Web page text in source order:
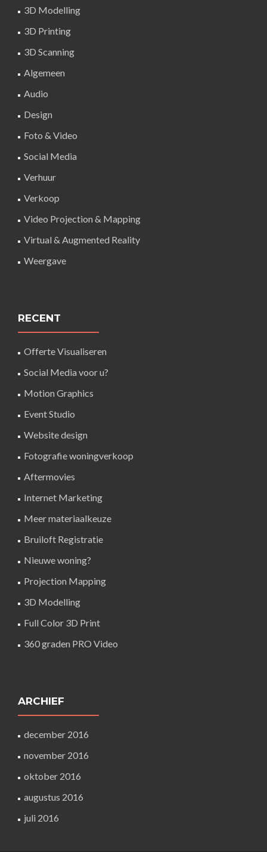
3D Modelling
3D Printing
3D Scanning
Algemeen
Audio
Design
Foto & Video
Social Media
Verhuur
Verkoop
Video Projection & Mapping
Virtual & Augmented Reality
Weergave
RECENT
Offerte Visualiseren
Social Media voor u?
Motion Graphics
Event Studio
Website design
Fotografie woningverkoop
Aftermovies
Internet Marketing
Meer materiaalkeuze
Bruiloft Registratie
Nieuwe woning?
Projection Mapping
3D Modelling
Full Color 3D Print
360 graden PRO Video
ARCHIEF
december 2016
november 2016
oktober 2016
augustus 2016
juli 2016